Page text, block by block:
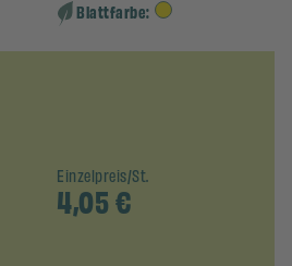
Blattfarbe:
Einzelpreis/St.
4,05€